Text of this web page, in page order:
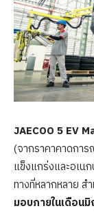
JAECOO 5 EV
(จากราคาคาดกา
แข็งแกร่งและอเน
ทางที่หลากหลาย ส
มอบภายในเดือน